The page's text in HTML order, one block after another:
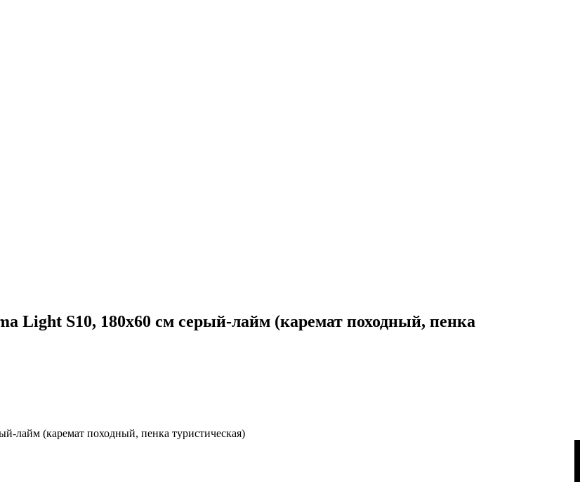
Light S10, 180х60 см серый-лайм (каремат походный, пенка
лайм (каремат походный, пенка туристическая)